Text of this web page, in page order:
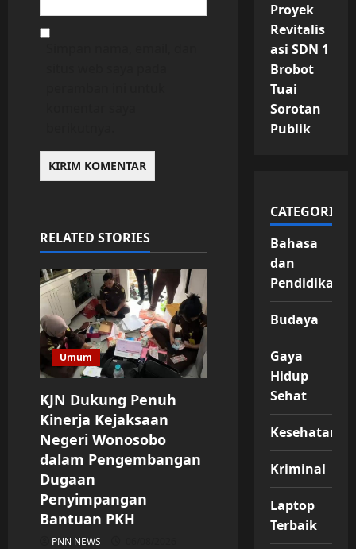
RELATED STORIES
Umum
KJN Dukung Penuh
Kinerja Kejaksaan
Negeri Wonosobo
dalam Pengembangan
Dugaan
Penyimpangan
Bantuan PKH
PNN NEWS
Proyek
Revitalis
asi SDN 1
Brobot
Tuai
Sorotan
Publik
CATEGORIES
Bahasa
dan
Pendidikan
Budaya
Gaya
Hidup
Sehat
Kesehatan
Kriminal
Laptop
Terbaik